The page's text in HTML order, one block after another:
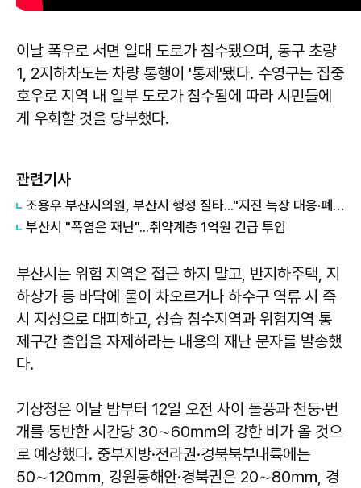
이날 폭우로 서면 일대 도로가 침수됐으며, 동구 초량
1, 2지하차도는 차량 통행이 '통제'됐다. 수영구는 집중
호우로 지역 내 일부 도로가 침수됨에 따라 시민들에
게 우회할 것을 당부했다.
관련기사
조용우 부산시의원, 부산시 행정 질타..."지진 늑장 대응·폐가전센터 부실 감독"
부산시 "폭염은 재난"...취약계층 1억원 긴급 투입
부산시는 위험 지역은 접근 하지 말고, 반지하주택, 지
하상가 등 바닥에 물이 차오르거나 하수구 역류 시 즉
시 지상으로 대피하고, 상습 침수지역과 위험지역 통
제구간 출입을 자제하라는 내용의 재난 문자를 발송했
다.
기상청은 이날 밤부터 12일 오전 사이 돌풍과 천둥·번
개를 동반한 시간당 30∼60㎜의 강한 비가 올 것으
로 예상했다. 중부지방·전라권·경북북부내륙에는
50∼120㎜, 강원동해안·경북권은 20∼80㎜, 경